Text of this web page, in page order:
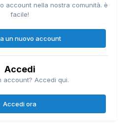
account nella nostra comunità. è
facile!
un nuovo account
Accedi
account? Accedi qui.
Accedi ora